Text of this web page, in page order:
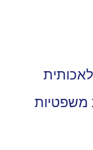
משפטיות